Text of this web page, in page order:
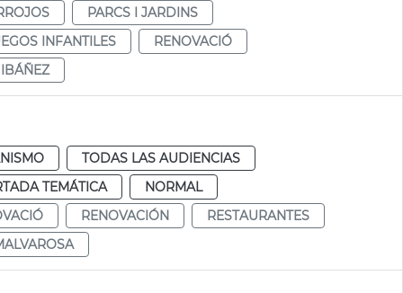
PARCS I JARDINS
INFANTILES
RENOVACIÓ
TODAS LAS AUDIENCIAS
TEMÁTICA
NORMAL
RENOVACIÓN
RESTAURANTES